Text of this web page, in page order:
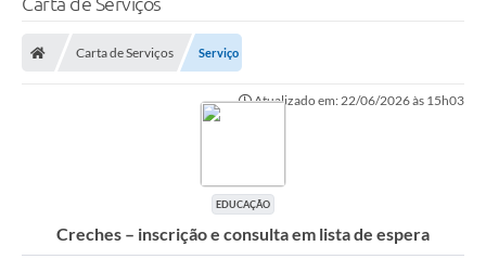
Perguntas e Respostas Frequentes
Selo Verde
Carta de Serviços Serviço
Atualizado em: 22/06/2026 às 15h03
EDUCAÇÃO
Creches – inscrição e consulta em lista de espera